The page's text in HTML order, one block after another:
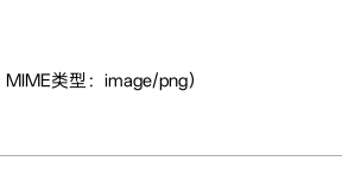
类型：image/png）